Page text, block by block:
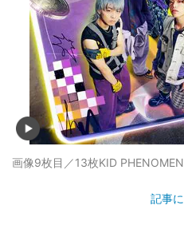
画像9枚目／13枚KID
記事